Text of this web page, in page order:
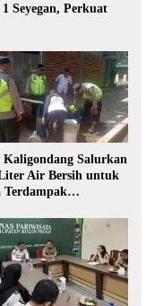
Seyegan, Perkuat
Kaligondang Salurkan
Air Bersih untuk
Terdampak